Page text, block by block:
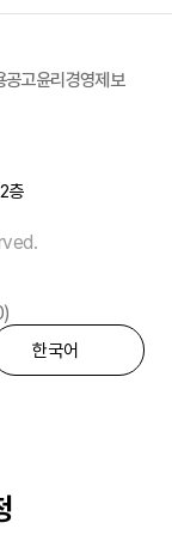
공고윤리경영제보
층
한국어